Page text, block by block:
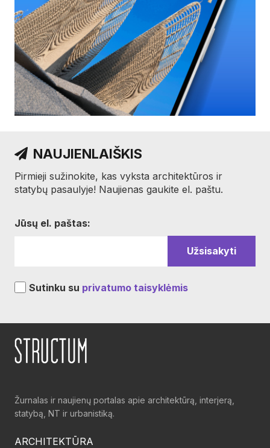
NAUJIENLAIŠKIS
Pirmieji sužinokite, kas vyksta architektūros ir
statybų pasaulyje! Naujienas gaukite el. paštu.
Jūsų el. paštas:
Sutinku su privatumo taisyklėmis
Žurnalas ir naujienų portalas apie architektūrą, interjerą,
statybą, NT ir urbanistiką.
ARCHITEKTŪRA